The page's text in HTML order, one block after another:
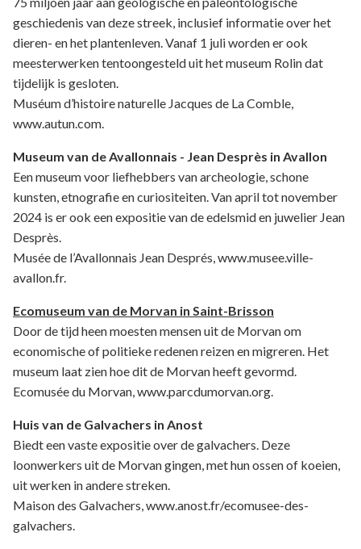
geschiedenis van deze streek, inclusief informatie over het
dieren- en het plantenleven. Vanaf 1 juli worden er ook
meesterwerken tentoongesteld uit het museum Rolin dat
tijdelijk is gesloten.
Muséum d’histoire naturelle Jacques de La Comble,
www.autun.com.
Museum van de Avallonnais - Jean Desprès in Avallon
Een museum voor liefhebbers van archeologie, schone
kunsten, etnografie en curiositeiten. Van april tot november
2024 is er ook een expositie van de edelsmid en juwelier Jean
Desprès.
Musée de l’Avallonnais Jean Després, www.musee.ville-
avallon.fr.
Ecomuseum van de Morvan in Saint-Brisson
Door de tijd heen moesten mensen uit de Morvan om
economische of politieke redenen reizen en migreren. Het
museum laat zien hoe dit de Morvan heeft gevormd.
Ecomusée du Morvan, www.parcdumorvan.org.
Huis van de Galvachers in Anost
Biedt een vaste expositie over de galvachers. Deze
loonwerkers uit de Morvan gingen, met hun ossen of koeien,
uit werken in andere streken.
Maison des Galvachers, www.anost.fr/ecomusee-des-
galvachers.